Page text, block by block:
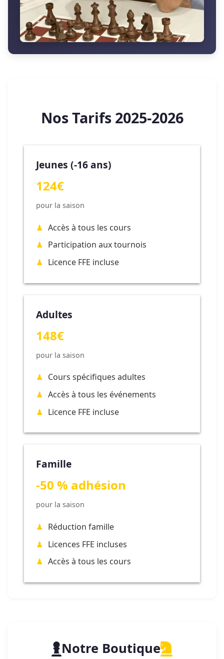
Nos Tarifs 2025-2026
Jeunes (-16 ans)
124€
pour la saison
Accès à tous les cours
Participation aux tournois
Licence FFE incluse
Adultes
148€
pour la saison
Cours spécifiques adultes
Accès à tous les événements
Licence FFE incluse
Famille
-50 % adhésion
pour la saison
Réduction famille
Licences FFE incluses
Accès à tous les cours
Notre Boutique